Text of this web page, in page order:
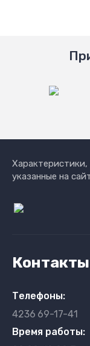
Характеристики,
указанные на
Контакты
Телефоны:
4236 69-17-41
Время работы: